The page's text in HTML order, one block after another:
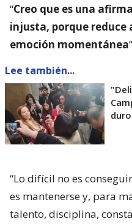
“Creo que es una
injusta, porque reduce
emoción momentánea
Lee también...
“Lo difícil no es
es mantenerse y, para
talento, disciplina,